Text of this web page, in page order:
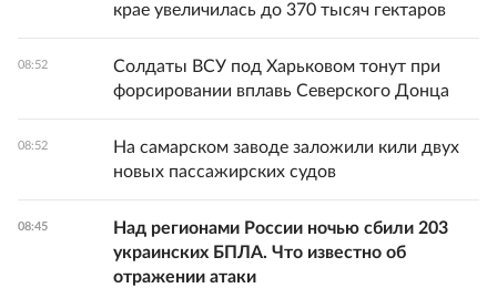
крае увеличилась до 370 тысяч гектаров
08:52
Солдаты ВСУ под Харьковом тонут при
форсировании вплавь Северского Донца
08:52
На самарском заводе заложили кили двух
новых пассажирских судов
08:45
Над регионами России ночью сбили 203
украинских БПЛА. Что известно об
отражении атаки